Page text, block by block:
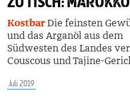
KostbarDie feinsten
und das Arganöl aus dem
Südwesten des Landes
Couscous und Tajine-
Juli 2019